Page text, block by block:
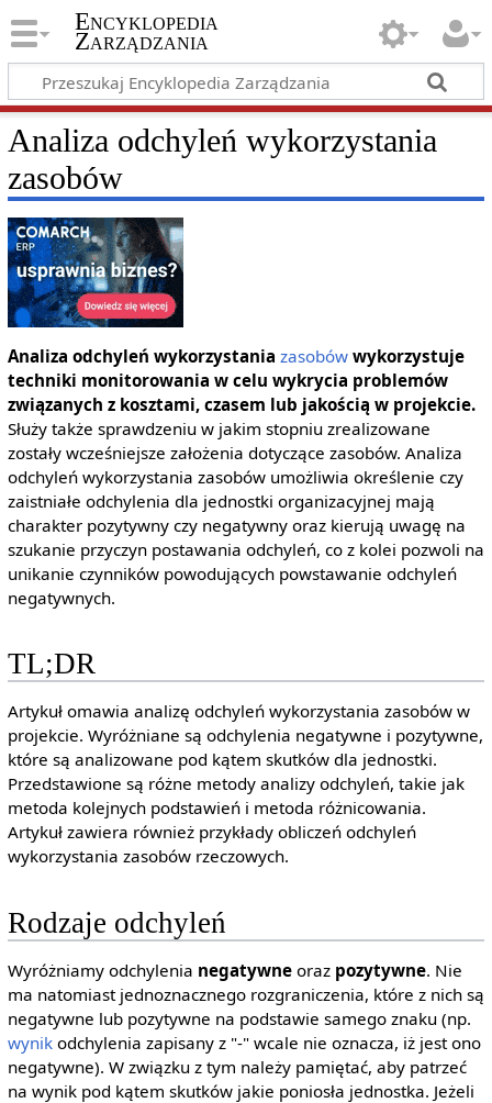
Encyklopedia
Zarządzania
Analiza odchyleń wykorzystania
zasobów
Analiza odchyleń wykorzystania zasobówwykorzystuje
techniki monitorowania w celu wykrycia problemów
związanych z kosztami, czasem lub jakością w projekcie.
Służy także sprawdzeniu w jakim stopniu zrealizowane
zostały wcześniejsze założenia dotyczące zasobów. Analiza
odchyleń wykorzystania zasobów umożliwia określenie czy
zaistniałe odchylenia dla jednostki organizacyjnej mają
charakter pozytywny czy negatywny oraz kierują uwagę na
szukanie przyczyn postawania odchyleń, co z kolei pozwoli na
unikanie czynników powodujących powstawanie odchyleń
negatywnych.
TL;DR
Artykuł omawia analizę odchyleń wykorzystania zasobów w
projekcie. Wyróżniane są odchylenia negatywne i pozytywne,
które są analizowane pod kątem skutków dla jednostki.
Przedstawione są różne metody analizy odchyleń, takie jak
metoda kolejnych podstawień i metoda różnicowania.
Artykuł zawiera również przykłady obliczeń odchyleń
wykorzystania zasobów rzeczowych.
Rodzaje odchyleń
Wyróżniamy odchylenia negatywneoraz pozytywne. Nie
ma natomiast jednoznacznego rozgraniczenia, które z nich są
negatywne lub pozytywne na podstawie samego znaku (np.
wynikodchylenia zapisany z "-" wcale nie oznacza, iż jest ono
negatywne). W związku z tym należy pamiętać, aby patrzeć
na wynik pod kątem skutków jakie poniosła jednostka. Jeżeli